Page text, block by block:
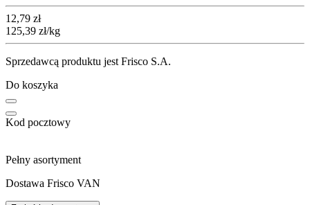
Cena
12,79 zł
125,39 zł/kg
Sprzedawcą produktu jest Frisco S.A.
Do koszyka
Kod pocztowy
Pełny asortyment
Dostawa Frisco VAN